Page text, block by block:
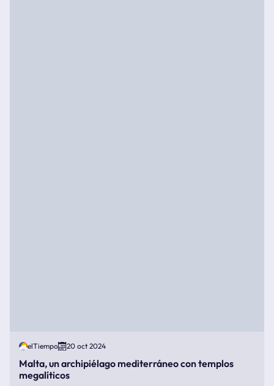
elTiempo 20 oct 2024
Malta, un archipiélago mediterráneo con templos
megalíticos